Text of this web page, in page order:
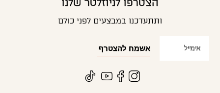
הצטרפו לניוזלטר שלנו
ותתעדכנו במבצעים לפני כולם